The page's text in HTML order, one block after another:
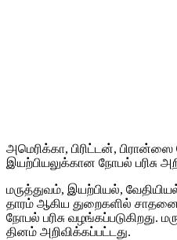
அமெரிக்​கா, பிரிட்​டன்,
இயற்​பியலுக்​கான நோபல் பரிசு
மருத்​து​வம், இயற்​பியல்,
தா​ரம் ஆகிய துறை​களில்
நோபல் பரிசு வழங்​கப்​படு​கிறது.
தினம் அறிவிக்​கப்​பட்​டது.